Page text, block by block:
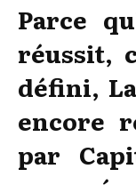
Parce
réussit,
défini,
encore
par